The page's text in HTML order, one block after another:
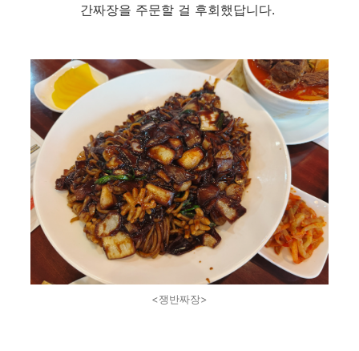
간짜장을 주문할 걸 후회했답니다.
<쟁반짜장>